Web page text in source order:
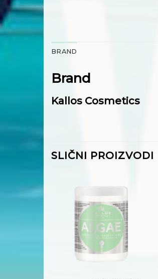
BRAND
Brand
Kallos Cosmetics
SLIČNI PROIZVODI